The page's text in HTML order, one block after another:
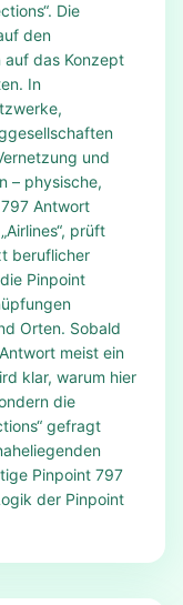
Die
den
das Konzept
In
und
– physische,
Antwort
prüft
beruflicher
Pinpoint
Orten. Sobald
meist ein
klar, warum hier
die
gefragt
Pinpoint 797
der Pinpoint